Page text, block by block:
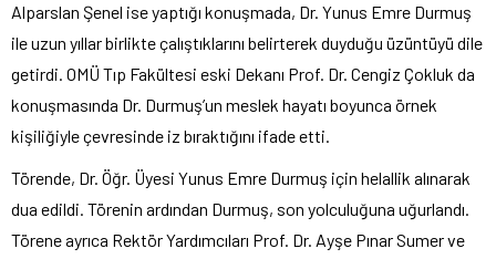
Alparslan Şenel ise yaptığı konuşmada, Dr. Yunus Emre Durmuş
ile uzun yıllar birlikte çalıştıklarını belirterek duyduğu üzüntüyü dile
getirdi. OMÜ Tıp Fakültesi eski Dekanı Prof. Dr. Cengiz Çokluk da
konuşmasında Dr. Durmuş’un meslek hayatı boyunca örnek
kişiliğiyle çevresinde iz bıraktığını ifade etti.
Törende, Dr. Öğr. Üyesi Yunus Emre Durmuş için helallik alınarak
dua edildi. Törenin ardından Durmuş, son yolculuğuna uğurlandı.
Törene ayrıca Rektör Yardımcıları Prof. Dr. Ayşe Pınar Sumer ve